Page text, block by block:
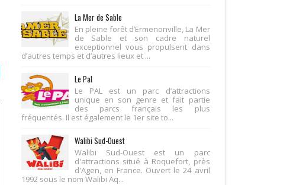
La Mer de Sable
En pleine forêt d’Ermenonville, La Mer
de Sable et son cadre naturel
exceptionnel vous propulsent dans
d’autres temps et d’autres lieux et ...
Le Pal
Le PAL est un parc d’attractions
unique en son genre et fait partie
des parcs français les plus
fréquentés. Il est également le 1er site to...
Walibi Sud-Ouest
Walibi Sud-Ouest est un parc
d'attractions situé à Roquefort, près
d'Agen, en France. Ouvert le 24 avril
1992 sous le nom Walibi Aq...